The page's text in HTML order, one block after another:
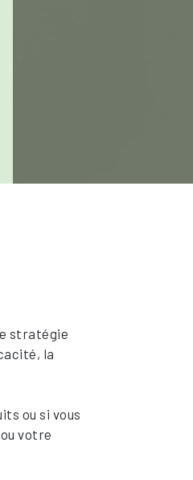
stratégie
la
ou si vous
votre